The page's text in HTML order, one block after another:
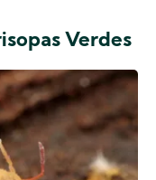
Verdes